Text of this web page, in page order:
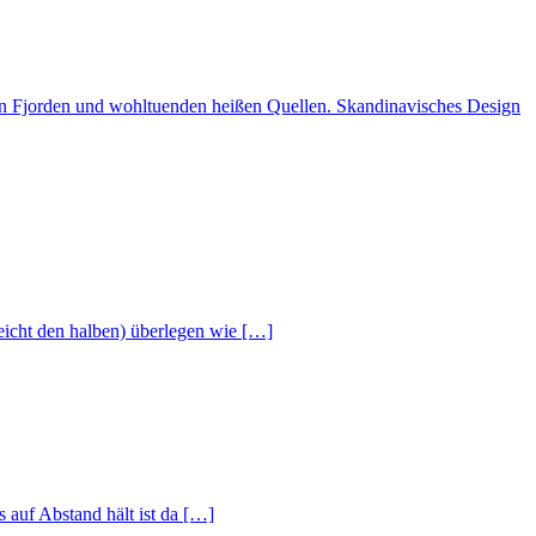
und wohltuenden heißen Quellen. Skandinavisches Design
den halben) überlegen wie […]
auf Abstand hält ist da […]